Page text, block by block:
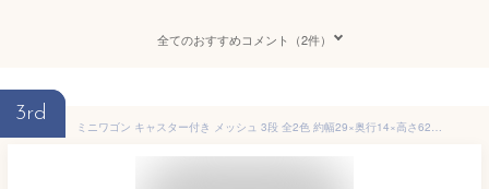
全てのおすすめコメント（2件）
3rd
ミニワゴン キャスター付き メッシュ 3段 全2色 約幅29×奥行14×高さ62cm [ ラック カート キッチンワゴン マルチワゴン サイドワゴン キャスターワゴン インテリア すきま 収納 サロン エステ ネイル 美容室 ワゴン 業務用 ][ E-2-4-3 ]